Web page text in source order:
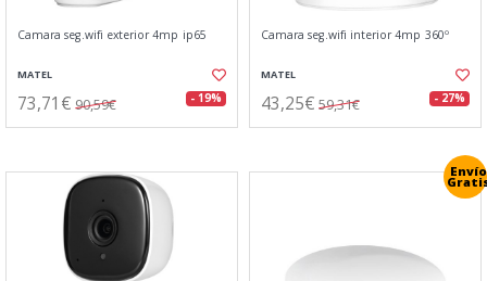
Camara seg.wifi exterior 4mp ip65
MATEL
73,71€ 90,59€ - 19%
Camara seg.wifi interior 4mp 360º
MATEL
43,25€ 59,31€ - 27%
Envío